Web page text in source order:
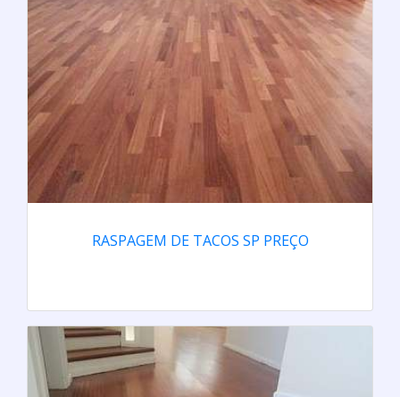
RASPAGEM DE TACOS SP PREÇO